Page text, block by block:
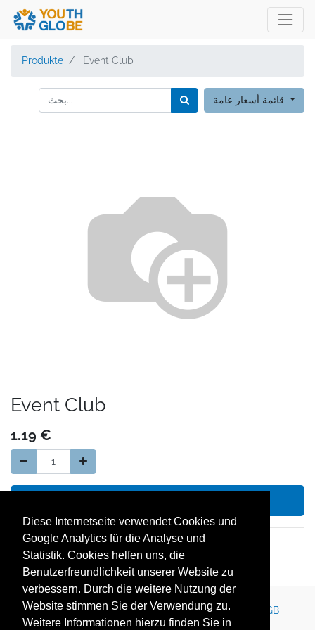
Diese Internetseite verwendet Cookies und
Google Analytics für die Analyse und
Statistik. Cookies helfen uns, die
Benutzerfreundlichkeit unserer Website zu
verbessern. Durch die weitere Nutzung der
Website stimmen Sie der Verwendung zu.
Weitere Informationen hierzu finden Sie in
Produkte Event Club
Event Club
1.19 €
14 Tage Geld zurück Garantie
kostenloser Versand in Deutschland
Kontakt Impressum Newsletter Karriere
AGB
Datenschutz
Nutzungsbedingungen